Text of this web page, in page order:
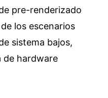
pre-renderizado
los escenarios
sistema bajos,
de hardware